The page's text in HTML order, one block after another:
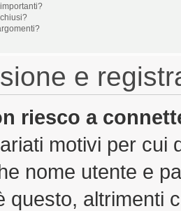
e
riesco a
motivi per cui
nome utente e
questo, altrimenti